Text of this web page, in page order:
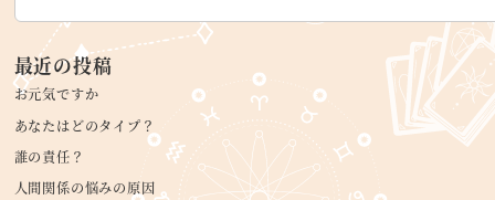
最近の投稿
お元気ですか
あなたはどのタイプ？
誰の責任？
人間関係の悩みの原因